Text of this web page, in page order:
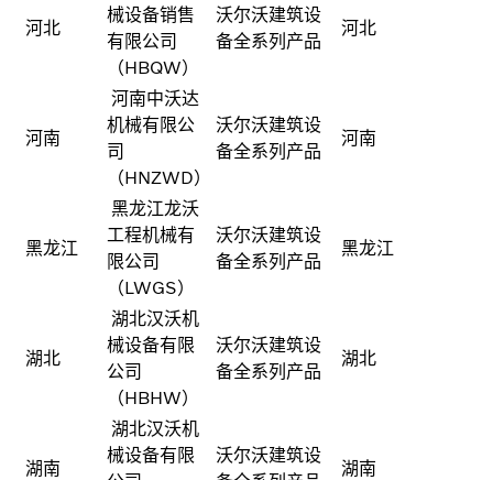
河北
械设备销售
有限公司
（HBQW）
沃尔沃建筑设
备全系列产品
河北
河南
河南中沃达
机械有限公
司
（HNZWD）
沃尔沃建筑设
备全系列产品
河南
黑龙江
黑龙江龙沃
工程机械有
限公司
（LWGS）
沃尔沃建筑设
备全系列产品
黑龙江
湖北
湖北汉沃机
械设备有限
公司
（HBHW）
沃尔沃建筑设
备全系列产品
湖北
湖南
湖北汉沃机
械设备有限
沃尔沃建筑设
湖南